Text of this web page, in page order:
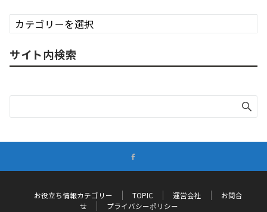
カ
テ
リ
ー
お
立
サイト内検索
お役立ち情報カテゴリー TOPIC 運営会社
お問合
せ
プライバシーポリシー